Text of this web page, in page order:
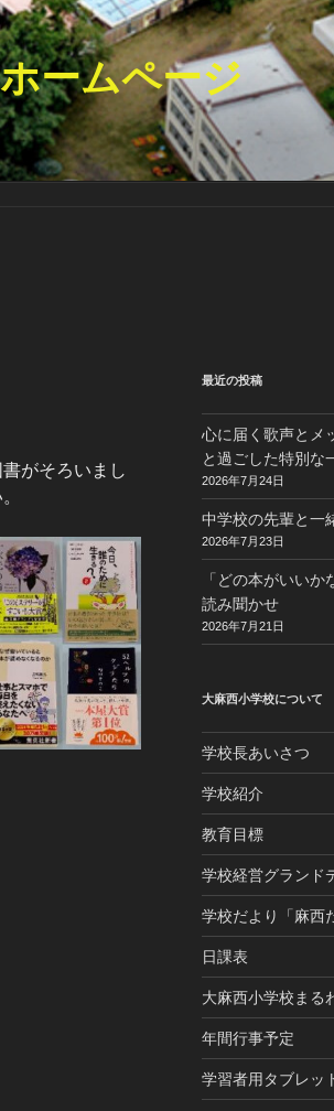
ームページ
がそろいまし
最近の投稿
心に届く歌声とメ
と過ごした特別な
2026年7月24日
中学校の先輩と一
2026年7月23日
「どの本がいい
読み聞かせ
2026年7月21日
大麻西小学校について
学校長あいさつ
学校紹介
教育目標
学校経営グランド
学校だより「麻西
日課表
大麻西小学校まる
年間行事予定
学習者用タブレッ